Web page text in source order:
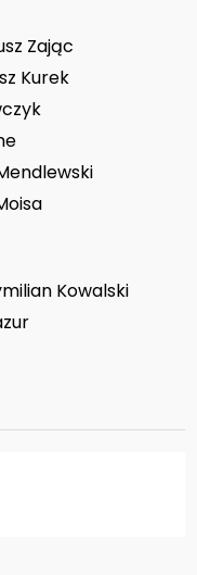
Zając
Kurek
Kowalski